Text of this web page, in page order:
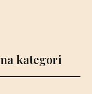
kategori